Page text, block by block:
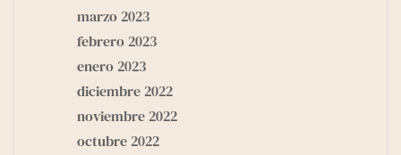
marzo 2023
febrero 2023
enero 2023
diciembre 2022
noviembre 2022
octubre 2022